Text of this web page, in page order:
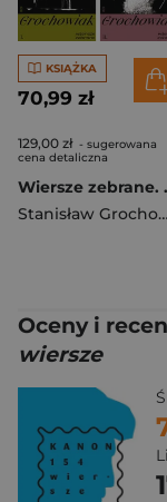
KSIĄŻKA
70,99 zł
129,00 zł - sugerowana
cena detaliczna
Stanisław Grochowiak
Oceny i
wiersze